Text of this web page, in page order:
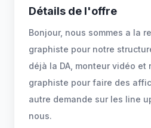
Détails de l'offre
Bonjour, nous sommes a la
graphiste pour notre
déjà la DA, monteur vidéo et
graphiste pour faire des
autre demande sur les line
nous.